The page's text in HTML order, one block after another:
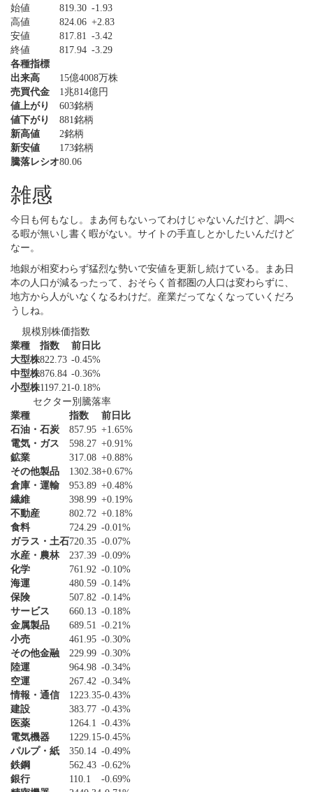
始値
819.30 -1.93
高値
824.06 +2.83
安値
817.81 -3.42
終値
817.94 -3.29
各種指標
出来高
15億4008万株
売買代金
1兆814億円
値上がり
603銘柄
値下がり
881銘柄
新高値
2銘柄
新安値
173銘柄
騰落レシオ80.06
雑感
今日も何もなし。まあ何もないってわけじゃないんだけど、調べ
る暇が無いし書く暇がない。サイトの手直しとかしたいんだけど
なー。
地銀が相変わらず猛烈な勢いで安値を更新し続けている。まあ日
本の人口が減るったって、おそらく首都圏の人口は変わらずに、
地方から人がいなくなるわけだ。産業だってなくなっていくだろ
うしね。
規模別株価指数
業種
指数
前日比
大型株822.73 -0.45%
中型株876.84 -0.36%
小型株1197.21-0.18%
セクター別騰落率
業種
指数
前日比
石油・石炭
857.95 +1.65%
電気・ガス
598.27 +0.91%
鉱業
317.08 +0.88%
その他製品
1302.38+0.67%
倉庫・運輸
953.89 +0.48%
繊維
398.99 +0.19%
不動産
802.72 +0.18%
食料
724.29 -0.01%
ガラス・土石720.35 -0.07%
水産・農林
237.39 -0.09%
化学
761.92 -0.10%
海運
480.59 -0.14%
保険
507.82 -0.14%
サービス
660.13 -0.18%
金属製品
689.51 -0.21%
小売
461.95 -0.30%
その他金融
229.99 -0.30%
陸運
964.98 -0.34%
空運
267.42 -0.34%
情報・通信
1223.35-0.43%
建設
383.77 -0.43%
医薬
1264.1 -0.43%
電気機器
1229.15-0.45%
パルプ・紙
350.14 -0.49%
鉄鋼
562.43 -0.62%
銀行
110.1
-0.69%